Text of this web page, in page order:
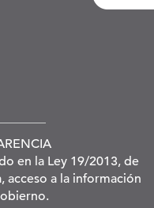
en la Ley 19/2013, de
acceso a la información